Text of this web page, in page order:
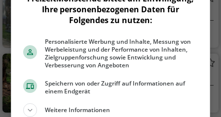
Adelssitz in Spremberg
Sehenswürdigkeit
Zelten im Kochsatreff
Ihre personenbezogenen Daten für
Folgendes zu nutzen:
Personalisierte Werbung und Inhalte, Messung von
Werbeleistung und der Performance von Inhalten,
Zielgruppenforschung sowie Entwicklung und
Verbesserung von Angeboten
Speichern von oder Zugriff auf Informationen auf
einem Endgerät
Weitere Informationen